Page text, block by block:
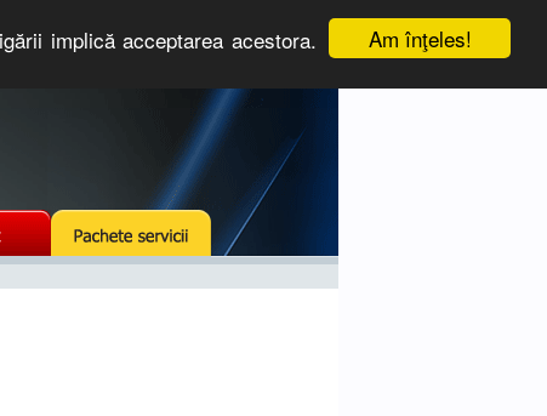
Am înţeles!
implică acceptarea acestora.